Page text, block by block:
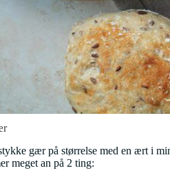
gær på størrelse med en ært i
meget an på 2 ting: